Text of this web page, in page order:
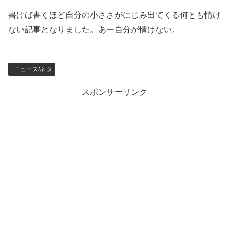
書けば書くほど自分の小ささがにじみ出てくる何とも情け
ない記事となりました。あー自分が情けない。
ニュース/ネタ
スポンサーリンク